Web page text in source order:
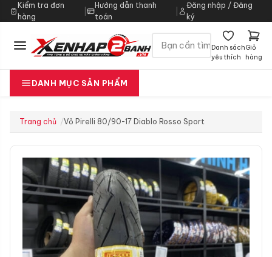
Kiểm tra đơn
hàng
|
Hướng dẫn thanh
toán
Đăng nhập / Đăng
ký
Danh sách
yêu thích
Giỏ
hàng
DANH MỤC SẢN PHẨM
Trang chủ Vỏ Pirelli 80/90-17 Diablo Rosso Sport